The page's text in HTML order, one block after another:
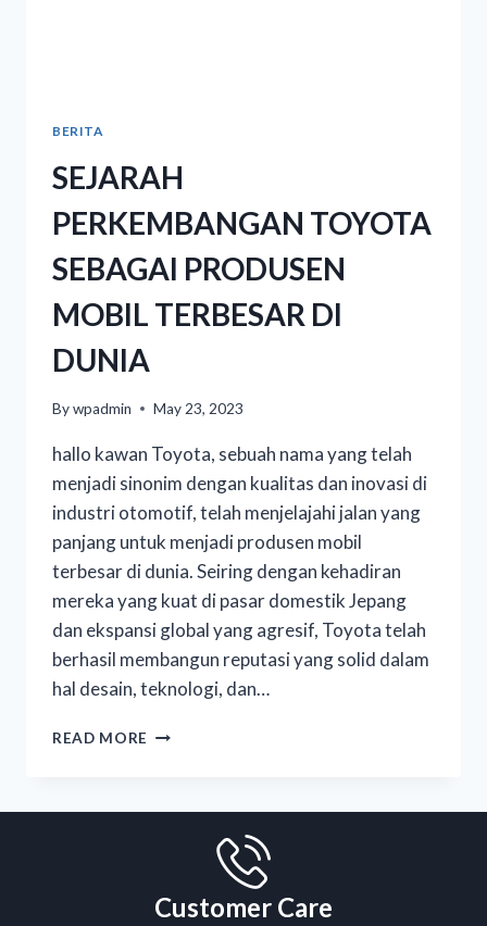
BERITA
SEJARAH
PERKEMBANGAN TOYOTA
SEBAGAI PRODUSEN
MOBIL TERBESAR DI
DUNIA
Bywpadmin May 23, 2023
hallo kawan Toyota, sebuah nama yang telah
menjadi sinonim dengan kualitas dan inovasi di
industri otomotif, telah menjelajahi jalan yang
panjang untuk menjadi produsen mobil
terbesar di dunia. Seiring dengan kehadiran
mereka yang kuat di pasar domestik Jepang
dan ekspansi global yang agresif, Toyota telah
berhasil membangun reputasi yang solid dalam
hal desain, teknologi, dan…
READ MORE
Customer Care